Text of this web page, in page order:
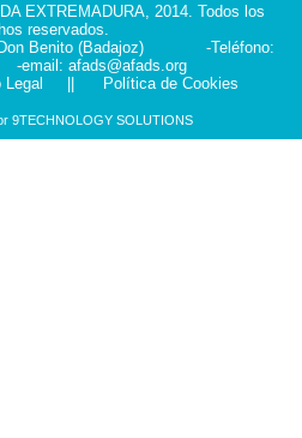
EXTREMADURA, 2014. Todos los
reservados.
Don Benito (Badajoz) -Teléfono:
afads@afads.org
Política de Cookies
9TECHNOLOGY SOLUTIONS